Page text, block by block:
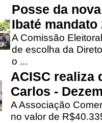
Posse da
Ibaté mandato
A Comissão
de escolha da
o ...
ACISC realiza
Carlos -
A Associação
no valor de